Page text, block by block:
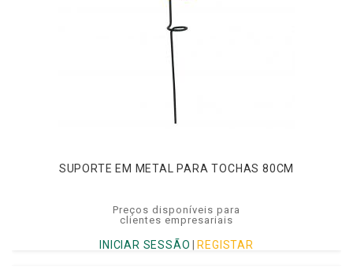
SUPORTE EM METAL PARA TOCHAS 80CM
Preços disponíveis para
clientes empresariais
INICIAR SESSÃO REGISTAR